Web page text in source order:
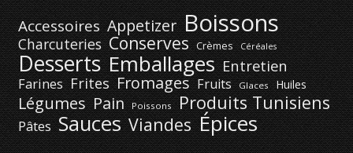
Accessoires Appetizer Boissons
Charcuteries Conserves Crèmes Céréales
Desserts Emballages Entretien
Farines Frites Fromages Fruits Glaces Huiles
Légumes Pain Poissons Produits Tunisiens
Pâtes Sauces Viandes Épices